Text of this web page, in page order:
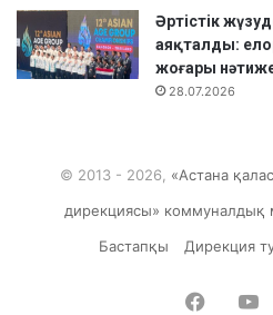
Әртістік
аяқталды:
жоғары нәтиже
28.07.2026
© 2013 - 2026, «Астана
дирекциясы» коммуналдық
Бастапқы
Дирекция